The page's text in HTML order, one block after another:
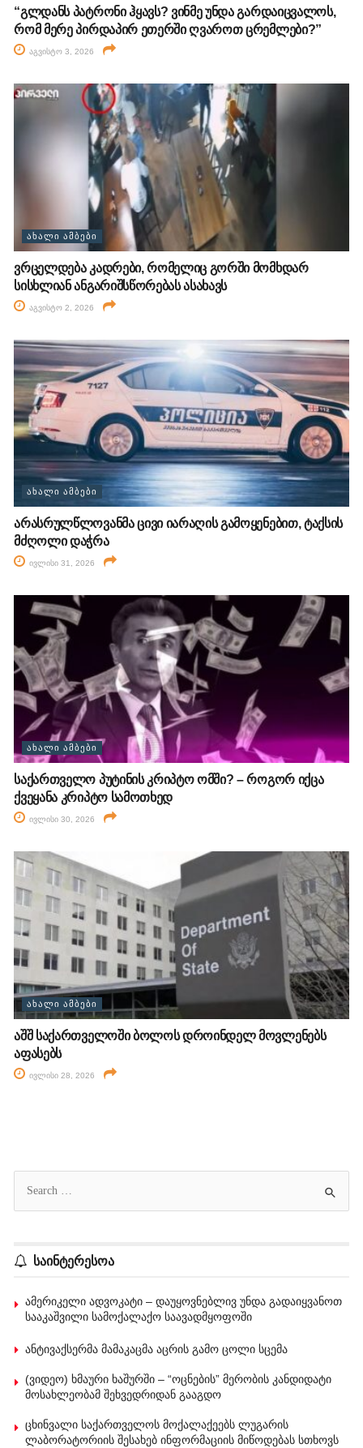
“გლდანს პატრონი ჰყავს? ვინმე უნდა გარდაიცვალოს,
რომ მერე პირდაპირ ეთერში ღვაროთ ცრემლები?”
აგვისტო 3, 2026
ᲐᲮᲐᲚᲘ ᲐᲛᲑᲔᲑᲘ
ვრცელდება კადრები, რომელიც გორში მომხდარ
სისხლიან ანგარიშსწორებას ასახავს
აგვისტო 2, 2026
ᲐᲮᲐᲚᲘ ᲐᲛᲑᲔᲑᲘ
არასრულწლოვანმა ცივი იარაღის გამოყენებით, ტაქსის
მძღოლი დაჭრა
ივლისი 31, 2026
ᲐᲮᲐᲚᲘ ᲐᲛᲑᲔᲑᲘ
საქართველო პუტინის კრიპტო ომში? – როგორ იქცა
ქვეყანა კრიპტო სამოთხედ
ივლისი 30, 2026
ᲐᲮᲐᲚᲘ ᲐᲛᲑᲔᲑᲘ
აშშ საქართველოში ბოლოს დროინდელ მოვლენებს
აფასებს
ივლისი 28, 2026
საინტერესოა
ამერიკელი ადვოკატი – დაუყოვნებლივ უნდა გადაიყვანოთ
სააკაშვილი სამოქალაქო საავადმყოფოში
ანტივაქსერმა მამაკაცმა აცრის გამო ცოლი სცემა
(ვიდეო) ხმაური ხაშურში – “ოცნების” მერობის კანდიდატი
მოსახლეობამ შეხვედრიდან გააგდო
ცხინვალი საქართველოს მოქალაქეებს ლუგარის
ლაბორატორიის შესახებ ინფორმაციის მიწოდებას სთხოვს